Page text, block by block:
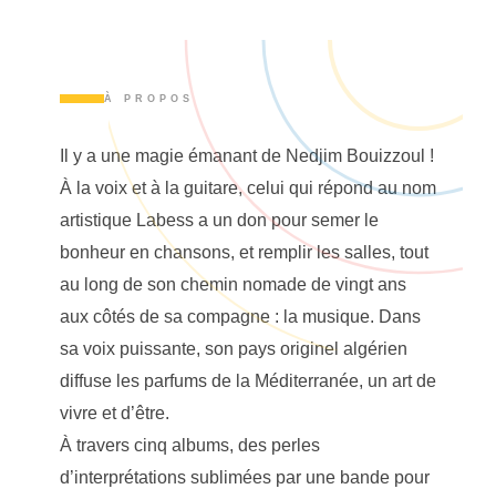
À PROPOS
Il y a une magie émanant de Nedjim Bouizzoul !
À la voix et à la guitare, celui qui répond au nom
artistique Labess a un don pour semer le
bonheur en chansons, et remplir les salles, tout
au long de son chemin nomade de vingt ans
aux côtés de sa compagne : la musique. Dans
sa voix puissante, son pays originel algérien
diffuse les parfums de la Méditerranée, un art de
vivre et d’être.
À travers cinq albums, des perles
d’interprétations sublimées par une bande pour